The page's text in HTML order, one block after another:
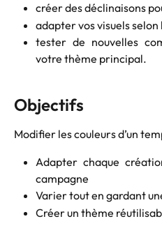
créer des déclinaisons
adapter vos visuels
tester de nouvelles
votre thème principal.
Objectifs
Modifier les couleurs d’un
Adapter chaque
campagne
Varier tout en gardant
Créer un thème